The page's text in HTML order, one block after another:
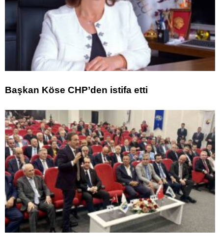
Başkan Köse CHP’den istifa etti